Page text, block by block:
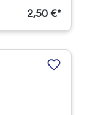
2,50 €*